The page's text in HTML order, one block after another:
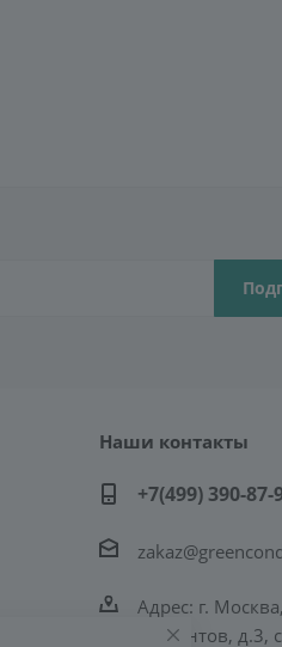
Наши контакты
+7(499) 390-87-
Адрес: г.
Курсантов, д.3,